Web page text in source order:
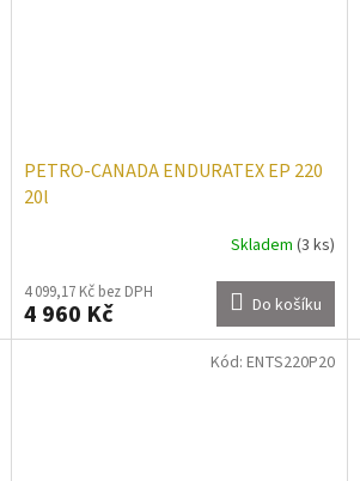
PETRO-CANADA ENDURATEX EP 220
20l
Skladem (3 ks)
4 099,17 Kč bez DPH
4 960 Kč Do košíku
Kód: ENTS220P20